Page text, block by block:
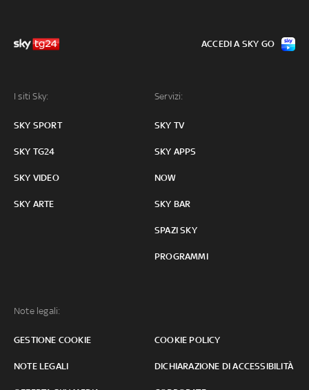
I siti Sky:
SKY SPORT
SKY TG24
SKY VIDEO
SKY ARTE
Servizi:
SKY TV
SKY APPS
NOW
SKY BAR
SPAZI SKY
PROGRAMMI
Note legali:
GESTIONE COOKIE COOKIE POLICY
NOTE LEGALI DICHIARAZIONE DI ACCESSIBILITÀ
ACCEDI A SKY GO